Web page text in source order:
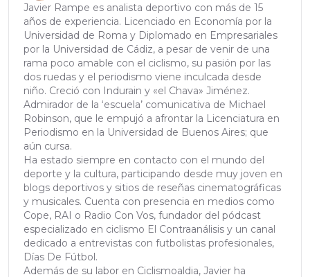
Javier Rampe es analista deportivo con más de 15
años de experiencia. Licenciado en Economía por la
Universidad de Roma y Diplomado en Empresariales
por la Universidad de Cádiz, a pesar de venir de una
rama poco amable con el ciclismo, su pasión por las
dos ruedas y el periodismo viene inculcada desde
niño. Creció con Indurain y «el Chava» Jiménez.
Admirador de la ‘escuela’ comunicativa de Michael
Robinson, que le empujó a afrontar la Licenciatura en
Periodismo en la Universidad de Buenos Aires; que
aún cursa.
Ha estado siempre en contacto con el mundo del
deporte y la cultura, participando desde muy joven en
blogs deportivos y sitios de reseñas cinematográficas
y musicales. Cuenta con presencia en medios como
Cope, RAI o Radio Con Vos, fundador del pódcast
especializado en ciclismo El Contraanálisis y un canal
dedicado a entrevistas con futbolistas profesionales,
Días De Fútbol.
Además de su labor en Ciclismoaldia, Javier ha